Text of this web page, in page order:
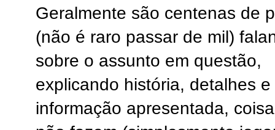
Geralmente são centenas de
(não é raro passar de mil)
sobre o assunto em questão,
explicando história, detalhes
informação apresentada,